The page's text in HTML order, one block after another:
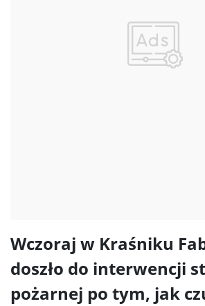
Wczoraj w Kraśniku
doszło do interwencji
pożarnej po tym, jak